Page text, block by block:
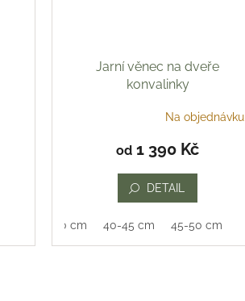
Jarní věnec na dveře
konvalinky
hvězdiček.
Na objednávku
od 1 390 Kč
DETAIL
35-40 cm 40-45 cm 45-50 cm